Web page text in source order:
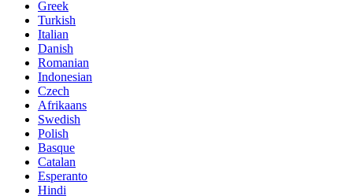
Greek
Turkish
Italian
Danish
Romanian
Indonesian
Czech
Afrikaans
Swedish
Polish
Basque
Catalan
Esperanto
Hindi